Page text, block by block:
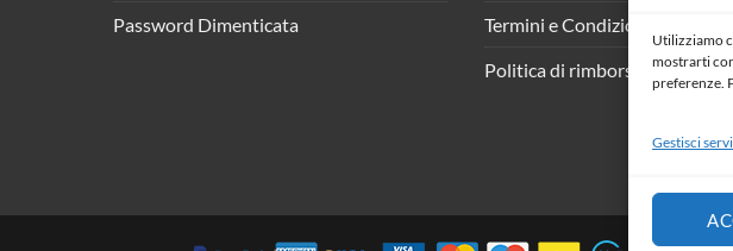
Utilizziamo
mostrarti
preferenze.
Gestisci
Password Dimenticata
Termini e Condizioni
Politica di rimborso e resi